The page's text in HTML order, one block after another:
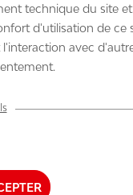
technique du site
d'utilisation de ce
avec